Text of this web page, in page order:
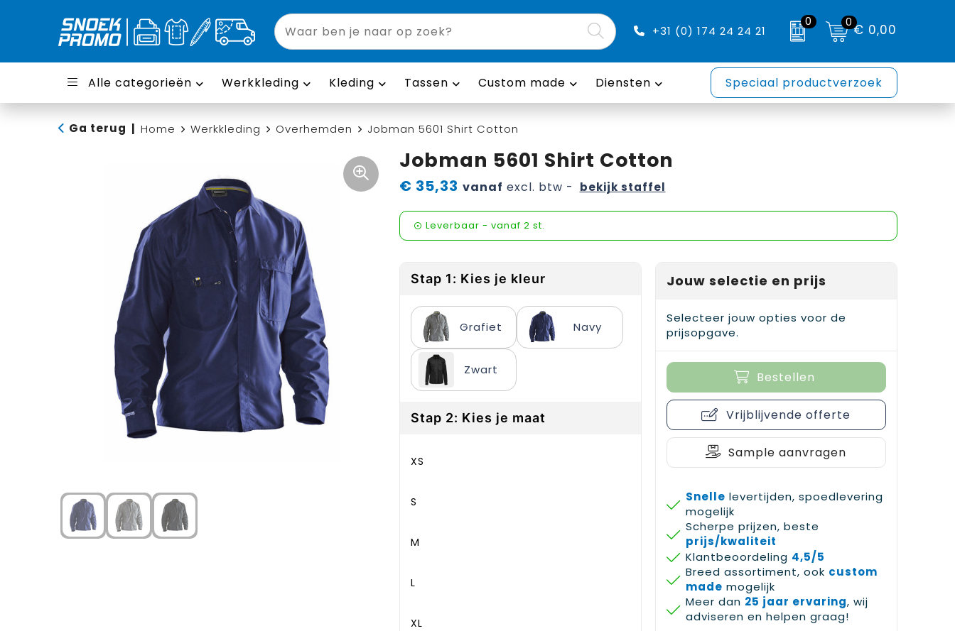
+31 (0) 174 24 24 21
0 0€ 0,00
Alle categorieën Werkkleding Kleding Tassen Custom made Diensten Speciaal productverzoek
Ga terug Home Werkkleding Overhemden Jobman 5601 Shirt Cotton
Jobman 5601 Shirt Cotton
€ 35,33 vanaf excl. btw - bekijk staffel
Leverbaar - vanaf 2 st.
Stap 1: Kies je kleur
Grafiet Navy
Zwart
Stap 2: Kies je maat
XS
S
M
L
XL
Jouw selectie en prijs
Selecteer jouw opties voor de
prijsopgave.
Bestellen
Vrijblijvende offerte
Sample aanvragen
Snelle levertijden, spoedlevering
mogelijk
Scherpe prijzen, beste
prijs/kwaliteit
Klantbeoordeling 4,5/5
Breed assortiment, ook custom
made mogelijk
Meer dan 25 jaar ervaring, wij
adviseren en helpen graag!